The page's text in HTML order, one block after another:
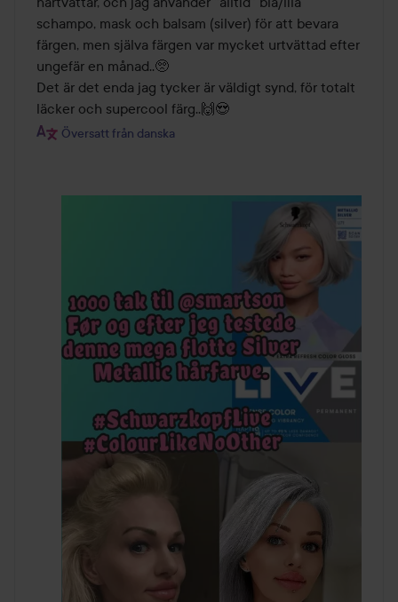
schampo, mask och balsam (silver) för att bevara
färgen, men själva färgen var mycket urtvättad efter
ungefär en månad..🥺
Det är det enda jag tycker är väldigt synd, för totalt
läcker och supercool färg..🙌😍
Översatt från danska